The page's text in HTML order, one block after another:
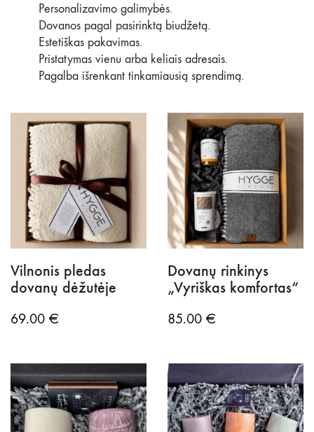
Personalizavimo galimybės.
Dovanos pagal pasirinktą biudžetą.
Estetiškas pakavimas.
Pristatymas vienu arba keliais adresais.
Pagalba išrenkant tinkamiausią sprendimą.
Vilnonis pledas
dovanų dėžutėje
69.00 €
Dovanų rinkinys
„Vyriškas komfortas“
85.00 €